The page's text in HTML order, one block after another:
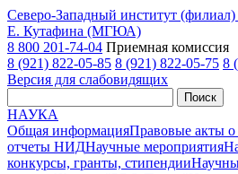
Северо-Западный институт
Е. Кутафина (МГЮА)
8 800 201-74-04 Приемная комиссия
8 (921) 822-05-85 8 (921) 822-05-75 8
Версия для слабовидящих
Поиск
НАУКА
Общая информацияПравовые акты о
отчеты НИДНаучные мероприятия
конкурсы, гранты, стипендии